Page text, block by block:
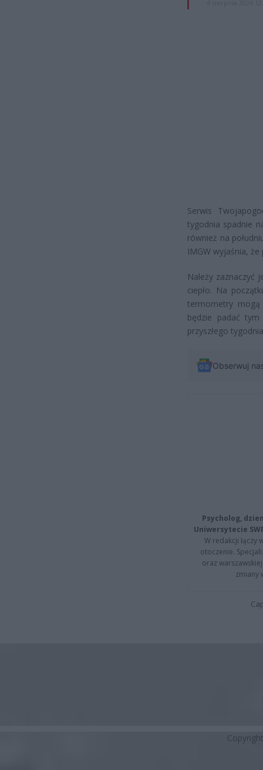
Serwis
tygodnia spadnie
również na
IMGW wyjaśnia,
Należy zaznaczyć
ciepło. Na
termometry
będzie padać
przyszłego
Obserwuj
Psycholog,
Uniwersytecie
W redakcji łączy
otoczenie.
oraz
zmiany